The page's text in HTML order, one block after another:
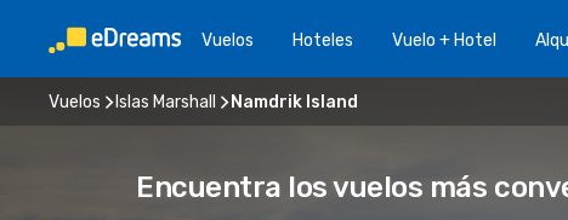
Vuelos Hoteles Vuelo + Hotel
Vuelos Islas Marshall Namdrik Island
Encuentra los vuelos más